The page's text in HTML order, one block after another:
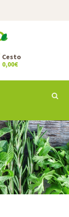
Cesto
0,00€